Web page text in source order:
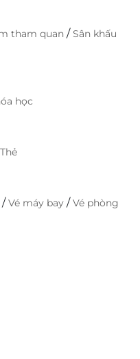
tham quan /Sân khấu
học
/Vé máy bay /Vé phòng